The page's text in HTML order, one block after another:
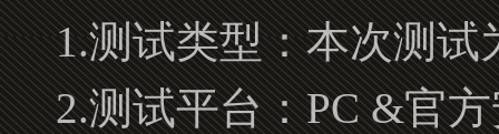
1.测试类型：本次测试
2.测试平台：PC &官